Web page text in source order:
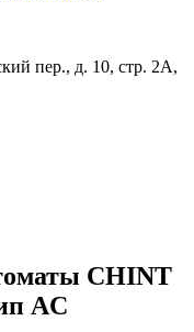
пер., д. 10, стр. 2А,
CHINT
AC